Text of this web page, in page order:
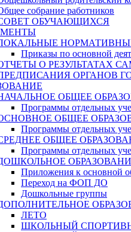
собрание работников
ОБУЧАЮЩИХСЯ
Приказы по основной
О РЕЗУЛЬТАТАХ
ОРГАНОВ
ОБЩЕЕ
Программы отдельных
ОБЩЕЕ
Программы отдельных
ОБЩЕЕ
Программы отдельных
Приложения к основной
Переход на ФОП ДО
Дошкольные группы
ЛЕТО
ШКОЛЬНЫЙ